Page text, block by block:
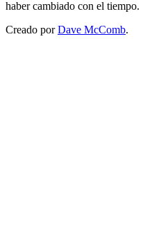
haber cambiado con el tiempo.
Creado porDave McComb.